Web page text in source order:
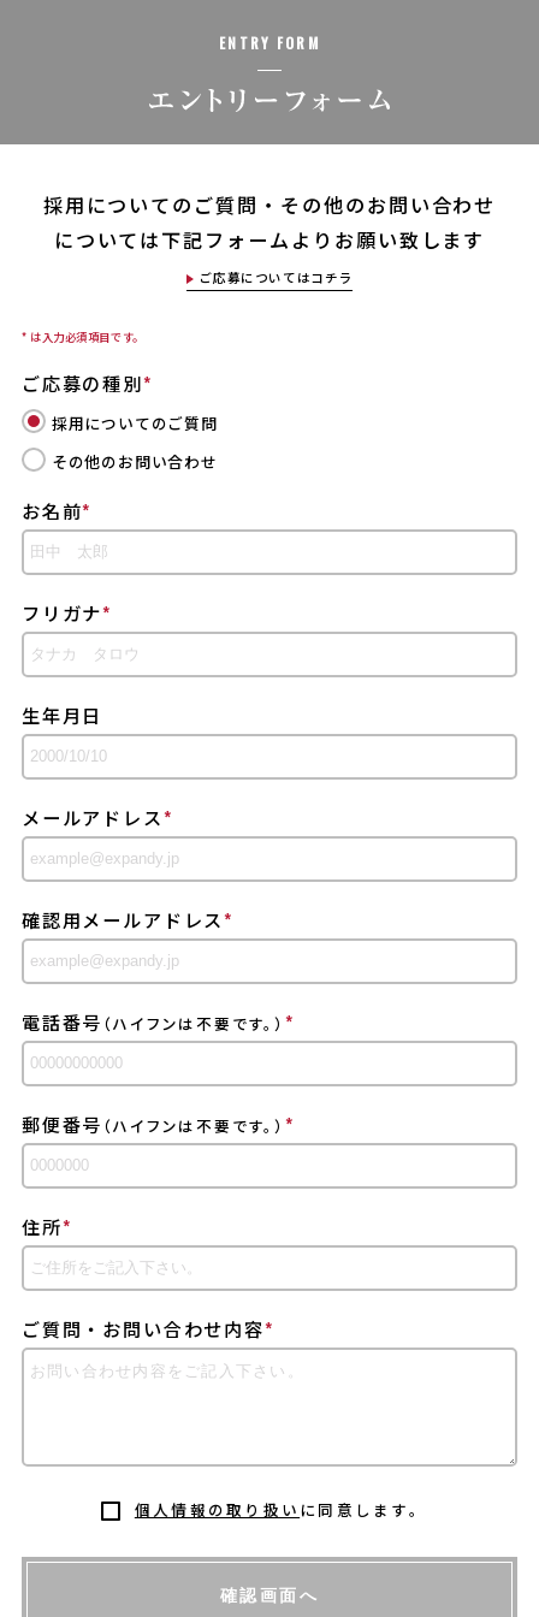
ENTRY FORM
採用についてのご質問・その他のお問い合わせ
については下記フォームよりお願い致します
ご応募についてはコチラ
* は入力必須項目です。
ご応募の種別*
採用についてのご質問
その他のお問い合わせ
お名前*
フリガナ*
生年月日
メールアドレス*
確認用メールアドレス*
電話番号 （ハイフンは不要です。）*
郵便番号 （ハイフンは不要です。）*
住所*
ご質問・お問い合わせ内容*
個人情報の取り扱い に同意します。
確認画面へ